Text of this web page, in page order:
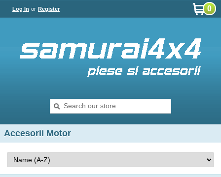
Log In or Register 0
Accesorii Motor